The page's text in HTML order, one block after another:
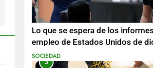
Lo que se espera de los
empleo de Estados Unidos de
SOCIEDAD
3